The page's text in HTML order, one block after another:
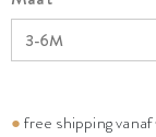
●free shipping